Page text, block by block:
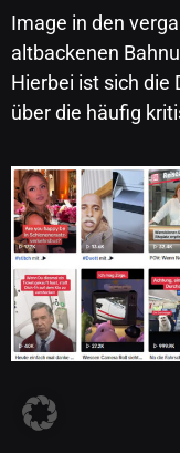
Image in den
altbackenen
Hierbei ist sich die
über die häufig